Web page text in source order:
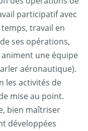
participatif avec
travail en
ses opérations,
une équipe
aéronautique).
les activités de
mise au point.
bien maîtriser
développées